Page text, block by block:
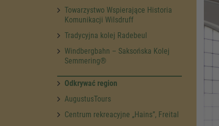
Towarzystwo Wspierające Historia
Komunikacji Wilsdruff
Tradycyjna kolej Radebeul
Windbergbahn – Saksońska Kolej
Semmering®
Odkrywać region
AugustusTours
Centrum rekreacyjne „Hains”, Freital